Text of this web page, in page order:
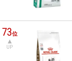
73位
UP